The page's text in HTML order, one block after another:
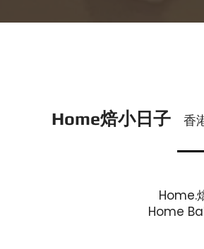
Home焙小日子 香
Home.
Home